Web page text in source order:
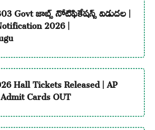
Govt జాబ్స్ నోటిఫికేషన్స్ విడుదల |
2026 |
Hall Tickets Released | AP
Cards OUT